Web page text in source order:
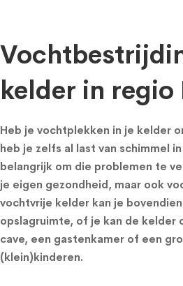
kelder in regio
Heb je vochtplekken in je kelder
heb je zelfs al last van schimmel
belangrijk om die problemen te
je eigen gezondheid, maar ook
vochtvrije kelder kan je
opslagruimte, of je kan de kelder
cave, een gastenkamer of een
(klein)kinderen.